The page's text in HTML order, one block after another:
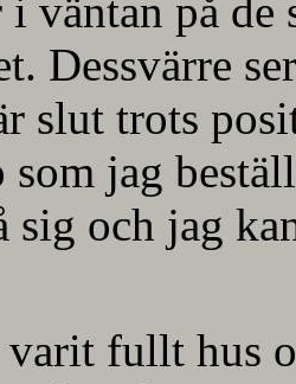
i väntan på
Dessvärre
slut trots
som jag
sig och jag
varit fullt hus